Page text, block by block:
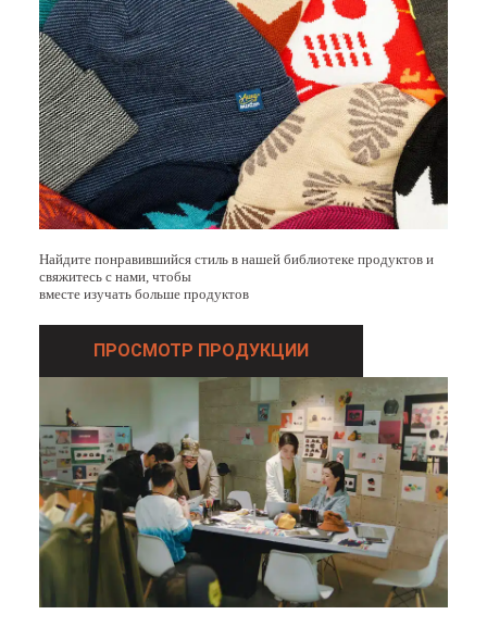
Найдите понравившийся стиль в нашей библиотеке продуктов и
свяжитесь с нами, чтобы
вместе изучать больше продуктов
ПРОСМОТР ПРОДУКЦИИ